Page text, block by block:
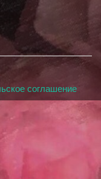
соглашение